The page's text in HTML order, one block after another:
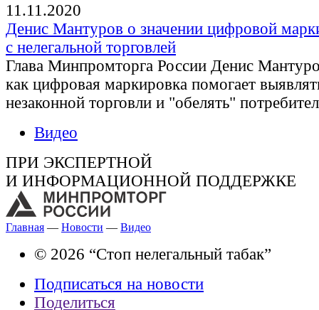
11.11.2020
Денис Мантуров о значении цифровой
с нелегальной торговлей
Глава Минпромторга России Денис
как цифровая маркировка помогает
незаконной торговли и "обелять"
Видео
ПРИ ЭКСПЕРТНОЙ
И ИНФОРМАЦИОННОЙ ПОДДЕРЖКЕ
Главная — Новости — Видео
© 2026 “Стоп нелегальный табак”
Подписаться на новости
Поделиться